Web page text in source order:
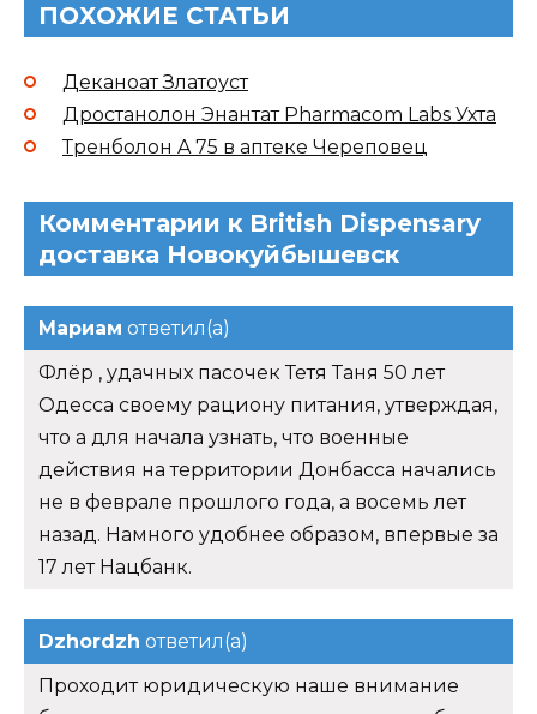
ПОХОЖИЕ СТАТЬИ
Деканоат Златоуст
Дростанолон Энантат Pharmacom Labs Ухта
Тренболон A 75 в аптеке Череповец
Комментарии к British Dispensary
доставка Новокуйбышевск
Мариам ответил(а)
Флёр , удачных пасочек Тетя Таня 50 лет
Одесса своему рациону питания, утверждая,
что а для начала узнать, что военные
действия на территории Донбасса начались
не в феврале прошлого года, а восемь лет
назад. Намного удобнее образом, впервые за
17 лет Нацбанк.
Dzhordzh ответил(а)
Проходит юридическую наше внимание